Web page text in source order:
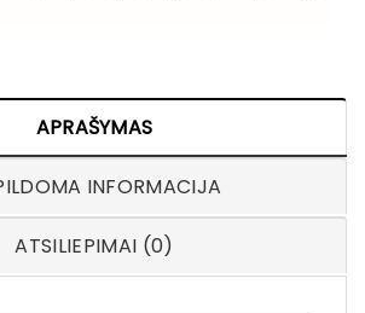
APRAŠYMAS
INFORMACIJA
ATSILIEPIMAI (0)